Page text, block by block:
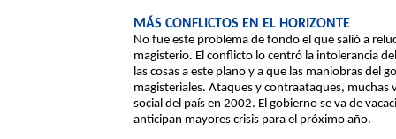
MÁS CONFLICTOS EN EL HORIZONTE
No fue este problema de fondo el que salió a
magisterio. El conflicto lo centró la intolerancia
las cosas a este plano y a que las maniobras del
magisteriales. Ataques y contraataques,
social del país en 2002. El gobierno se va de
anticipan mayores crisis para el próximo año.